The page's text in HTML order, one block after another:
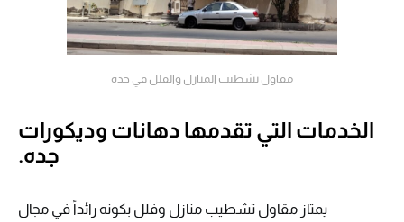
مقاول تشطيب المنازل والفلل في جده
الخدمات التي تقدمها دهانات وديكورات
جده.
يمتاز مقاول تشطيب منازل وفلل بكونه رائداً في مجال